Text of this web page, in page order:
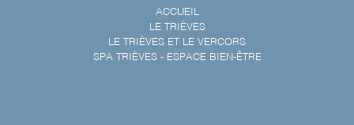
ACCUEIL
LE TRIÈVES
LE TRIÈVES ET LE VERCORS
SPA TRIÈVES - ESPACE BIEN-ÊTRE